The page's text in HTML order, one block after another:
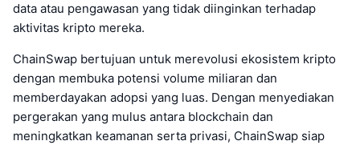
data atau pengawasan yang tidak diinginkan terhadap
aktivitas kripto mereka.
ChainSwap bertujuan untuk merevolusi ekosistem kripto
dengan membuka potensi volume miliaran dan
memberdayakan adopsi yang luas. Dengan menyediakan
pergerakan yang mulus antara blockchain dan
meningkatkan keamanan serta privasi, ChainSwap siap